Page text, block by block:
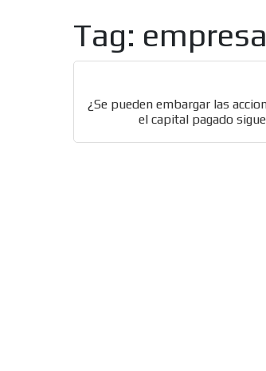
Tag:
¿Se pueden embargar las
el capital pagado